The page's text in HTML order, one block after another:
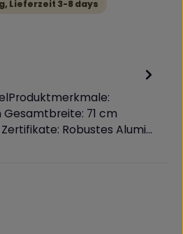
Lieferzeit 3-8 days
71 cm
Robustes Alumi…